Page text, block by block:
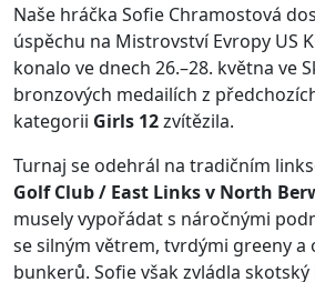
Naše hráčka Sofie Chramostová
úspěchu na Mistrovství Evropy US
konalo ve dnech 26.–28. května ve
bronzových medailích z
kategorii Girls 12zvítězila.
Turnaj se odehrál na tradičním
Golf Club / East Links v North
musely vypořádat s náročnými
se silným větrem, tvrdými greeny
bunkerů. Sofie však zvládla